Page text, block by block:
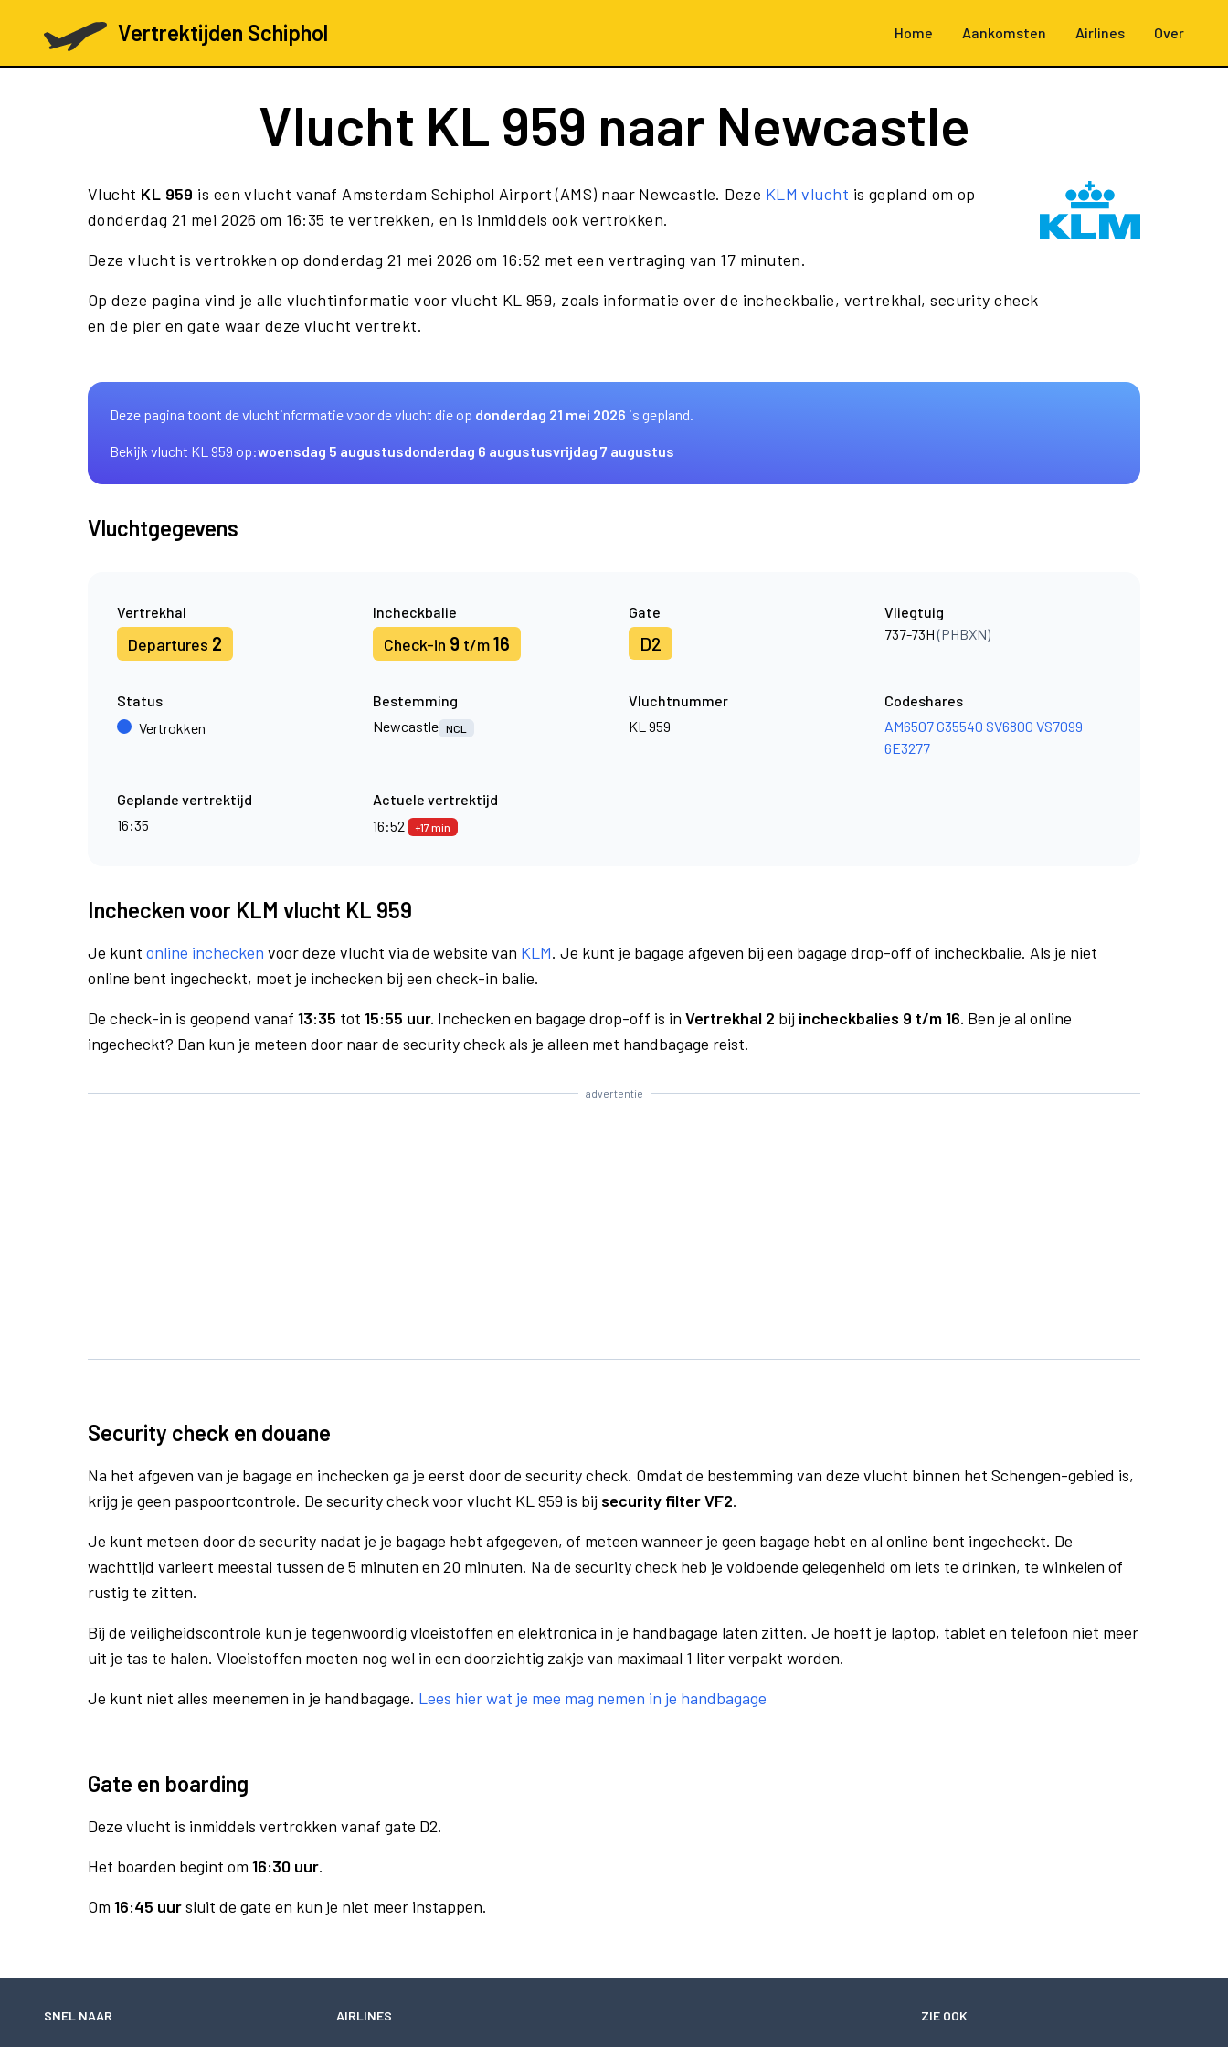
Vertrektijden Schiphol Home Aankomsten Airlines Over
Vlucht KL 959 naar Newcastle
Vlucht KL 959 is een vlucht vanaf Amsterdam Schiphol Airport (AMS) naar Newcastle. Deze KLM vlucht is gepland om op
donderdag 21 mei 2026 om 16:35 te vertrekken, en is inmiddels ook vertrokken.
Deze vlucht is vertrokken op donderdag 21 mei 2026 om 16:52 met een vertraging van 17 minuten.
Op deze pagina vind je alle vluchtinformatie voor vlucht KL 959, zoals informatie over de incheckbalie, vertrekhal, security check
en de pier en gate waar deze vlucht vertrekt.
Deze pagina toont de vluchtinformatie voor de vlucht die op donderdag 21 mei 2026 is gepland.
Bekijk vlucht KL 959 op:woensdag 5 augustusdonderdag 6 augustusvrijdag 7 augustus
Vluchtgegevens
Vertrekhal
Departures 2
Incheckbalie
Check-in 9 t/m16
Gate
D2
Vliegtuig
737-73H(PHBXN)
Status
Vertrokken
Bestemming
Newcastle NCL
Vluchtnummer
KL 959
Codeshares
AM6507G35540 SV6800 VS7099
6E3277
Geplande vertrektijd
16:35
Actuele vertrektijd
16:52
+17 min
Inchecken voor KLM vlucht KL 959
Je kunt online inchecken voor deze vlucht via de website van KLM. Je kunt je bagage afgeven bij een bagage drop-off of incheckbalie. Als je niet
online bent ingecheckt, moet je inchecken bij een check-in balie.
De check-in is geopend vanaf 13:35 tot 15:55 uur. Inchecken en bagage drop-off is in Vertrekhal 2 bij incheckbalies 9 t/m 16. Ben je al online
ingecheckt? Dan kun je meteen door naar de security check als je alleen met handbagage reist.
advertentie
Security check en douane
Na het afgeven van je bagage en inchecken ga je eerst door de security check. Omdat de bestemming van deze vlucht binnen het Schengen-gebied is,
krijg je geen paspoortcontrole. De security check voor vlucht KL 959 is bij security filter VF2.
Je kunt meteen door de security nadat je je bagage hebt afgegeven, of meteen wanneer je geen bagage hebt en al online bent ingecheckt. De
wachttijd varieert meestal tussen de 5 minuten en 20 minuten. Na de security check heb je voldoende gelegenheid om iets te drinken, te winkelen of
rustig te zitten.
Bij de veiligheidscontrole kun je tegenwoordig vloeistoffen en elektronica in je handbagage laten zitten. Je hoeft je laptop, tablet en telefoon niet meer
uit je tas te halen. Vloeistoffen moeten nog wel in een doorzichtig zakje van maximaal 1 liter verpakt worden.
Je kunt niet alles meenemen in je handbagage. Lees hier wat je mee mag nemen in je handbagage
Gate en boarding
Deze vlucht is inmiddels vertrokken vanaf gate D2.
Het boarden begint om 16:30 uur.
Om 16:45 uursluit de gate en kun je niet meer instappen.
SNEL NAAR AIRLINES ZIE OOK